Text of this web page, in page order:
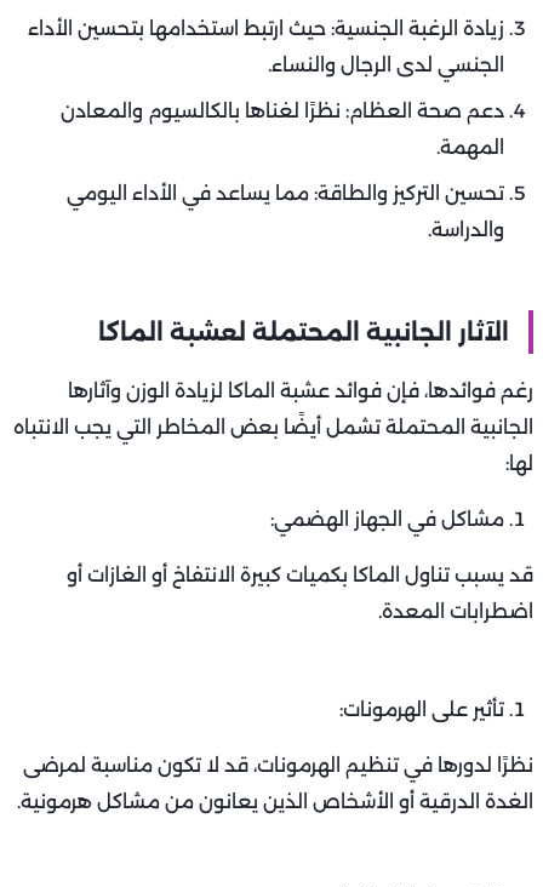
زيادة الرغبة الجنسية: حيث ارتبط استخدامها بتحسين الأداء
الجنسي لدى الرجال والنساء.
دعم صحة العظام: نظرًا لغناها بالكالسيوم والمعادن
المهمة.
تحسين التركيز والطاقة: مما يساعد في الأداء اليومي
والدراسة.
الآثار الجانبية المحتملة لعشبة الماكا
رغم فوائدها، فإن فوائد عشبة الماكا لزيادة الوزن وآثارها
الجانبية المحتملة تشمل أيضًا بعض المخاطر التي يجب الانتباه
لها:
مشاكل في الجهاز الهضمي:
قد يسبب تناول الماكا بكميات كبيرة الانتفاخ أو الغازات أو
اضطرابات المعدة.
تأثير على الهرمونات:
نظرًا لدورها في تنظيم الهرمونات، قد لا تكون مناسبة لمرضى
الغدة الدرقية أو الأشخاص الذين يعانون من مشاكل هرمونية.